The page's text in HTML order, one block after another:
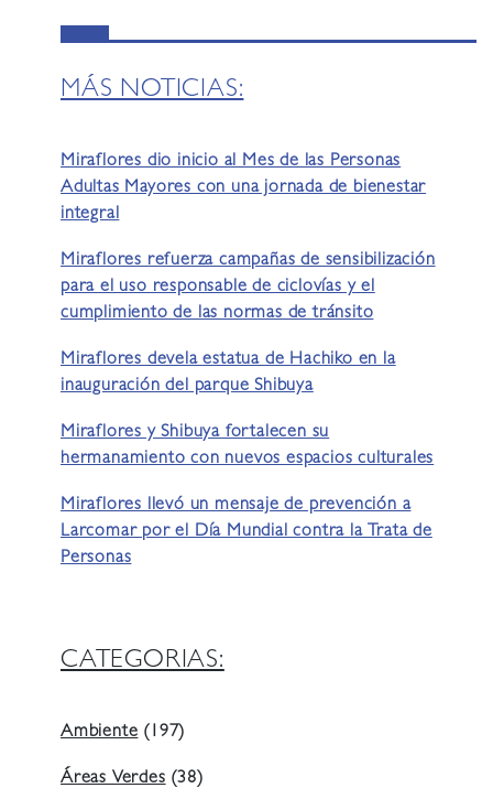
MÁS NOTICIAS:
Miraflores dio inicio al Mes de las Personas
Adultas Mayores con una jornada de bienestar
integral
Miraflores refuerza campañas de sensibilización
para el uso responsable de ciclovías y el
cumplimiento de las normas de tránsito
Miraflores devela estatua de Hachiko en la
inauguración del parque Shibuya
Miraflores y Shibuya fortalecen su
hermanamiento con nuevos espacios culturales
Miraflores llevó un mensaje de prevención a
Larcomar por el Día Mundial contra la Trata de
Personas
CATEGORIAS:
Ambiente (197)
Áreas Verdes (38)